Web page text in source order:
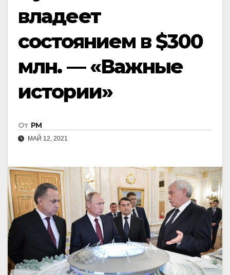
владеет
состоянием в $300
млн. — «Важные
истории»
От РМ
МАЙ 12, 2021